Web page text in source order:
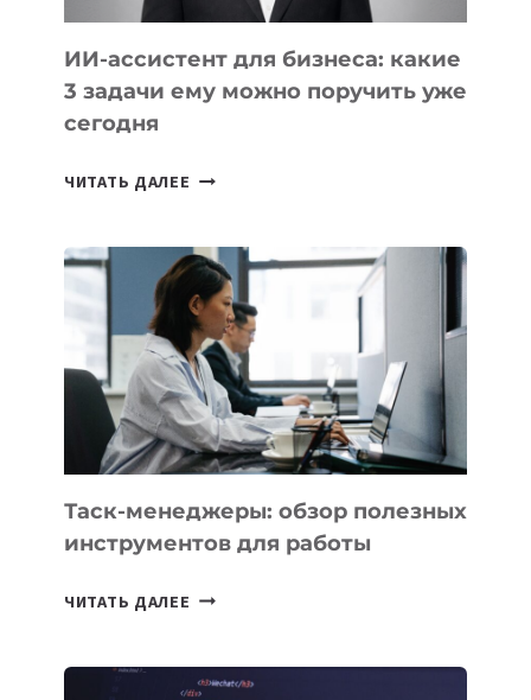
ИИ-ассистент для бизнеса: какие
3 задачи ему можно поручить уже
сегодня
ЧИТАТЬ ДАЛЕЕ ИИ-
БИЗНЕСА:
КАКИЕ
3
ЗАДАЧИ
ЕМУ
МОЖНО
ПОРУЧИТЬ
УЖЕ
Таск-менеджеры: обзор полезных
инструментов для работы
ЧИТАТЬ ДАЛЕЕ ТАСК-
ПОЛЕЗНЫХ